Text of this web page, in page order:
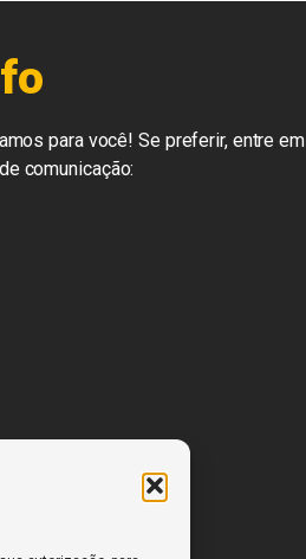
para você! Se preferir, entre em
comunicação: